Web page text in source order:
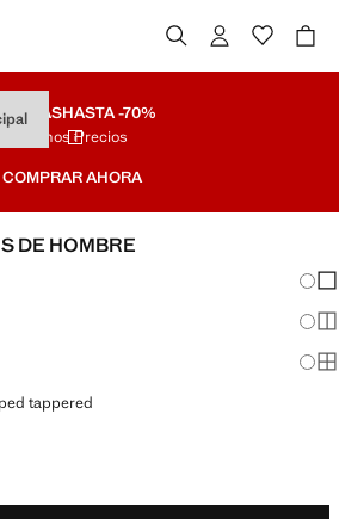
HASTA -70%
Últimos Precios
COMPRAR AHORA
DE HOMBRE
tappered
CROPPED TAPPERED